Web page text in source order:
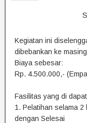
Kegiatan ini
dibebankan ke
Biaya sebesar:
Rp. 4.500.000,-
Fasilitas yang di
1. Pelatihan selama
dengan Selesai